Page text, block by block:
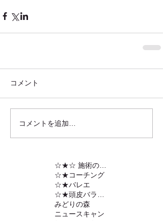
コメント
コメントを追加…
☆★コーチング
☆★バレエ
みどりの森
ニュースキャン